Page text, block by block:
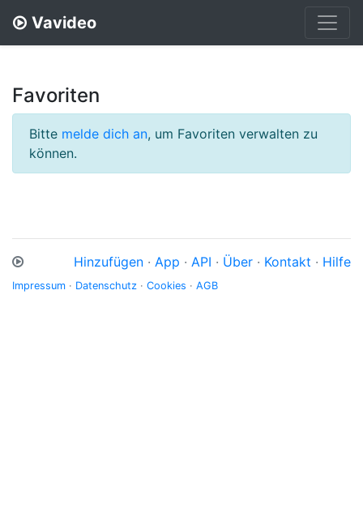
Vavideo
Favoriten
Bitte melde dich an, um Favoriten verwalten zu
können.
Hinzufügen · App · API · Über · Kontakt · Hilfe
Impressum · Datenschutz · Cookies · AGB